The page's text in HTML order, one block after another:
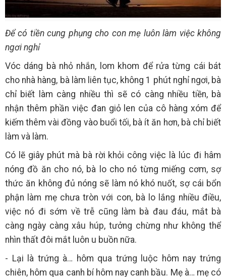
Để có tiền cung phụng cho con mẹ luôn làm việc không
ngơi nghỉ
Vóc dáng bà nhỏ nhắn, lom khom để rửa từng cái bát
cho nhà hàng, bà làm liên tục, không 1 phút nghỉ ngơi, bà
chỉ biết làm càng nhiều thì sẽ có càng nhiều tiền, bà
nhận thêm phần việc đan giỏ len của cô hàng xóm để
kiếm thêm vài đồng vào buổi tối, bà ít ăn hơn, bà chỉ biết
làm và làm.
Có lẽ giây phút mà bà rời khỏi công việc là lúc đi hâm
nóng đồ ăn cho nó, bà lo cho nó từng miếng cơm, sợ
thức ăn không đủ nóng sẽ làm nó khó nuốt, sợ cái bổn
phận làm mẹ chưa tròn với con, bà lo lắng nhiều điều,
việc nó đi sớm về trễ cũng làm bà đau đáu, mắt bà
càng ngày càng xâu húp, tưởng chừng như không thể
nhìn thất đôi mắt luôn u buồn nữa.
- Lại là trứng à… hôm qua trứng luộc hôm nay trứng
chiên, hôm qua canh bí hôm nay canh bầu. Mẹ à… mẹ có